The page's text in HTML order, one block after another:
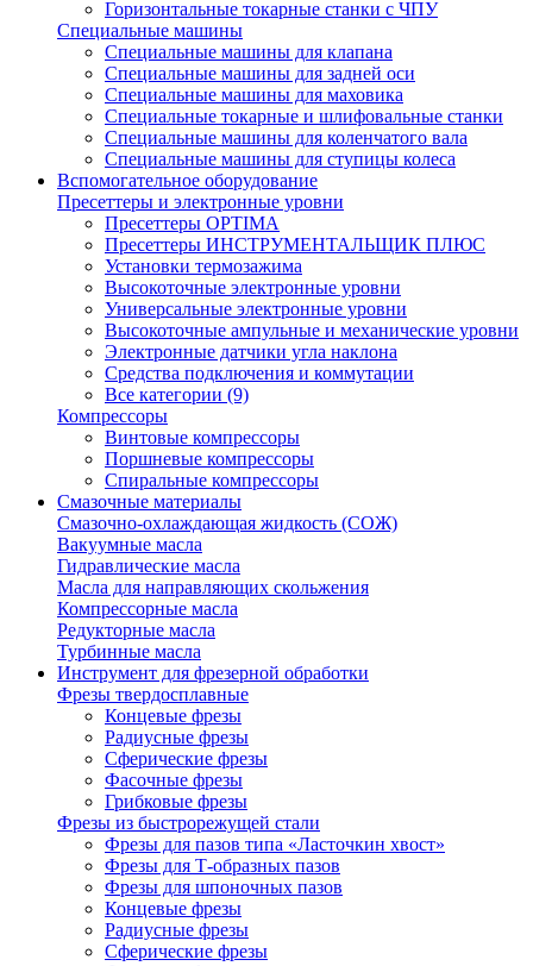
Горизонтальные токарные станки с ЧПУ
Специальные машины
Специальные машины для клапана
Специальные машины для задней оси
Специальные машины для маховика
Специальные токарные и шлифовальные станки
Специальные машины для коленчатого вала
Специальные машины для ступицы колеса
Вспомогательное оборудование
Пресеттеры и электронные уровни
Пресеттеры OPTIMA
Пресеттеры ИНСТРУМЕНТАЛЬЩИК ПЛЮС
Установки термозажима
Высокоточные электронные уровни
Универсальные электронные уровни
Высокоточные ампульные и механические уровни
Электронные датчики угла наклона
Средства подключения и коммутации
Все категории (9)
Компрессоры
Винтовые компрессоры
Поршневые компрессоры
Спиральные компрессоры
Смазочные материалы
Смазочно-охлаждающая жидкость (СОЖ)
Вакуумные масла
Гидравлические масла
Масла для направляющих скольжения
Компрессорные масла
Редукторные масла
Турбинные масла
Инструмент для фрезерной обработки
Фрезы твердосплавные
Концевые фрезы
Радиусные фрезы
Сферические фрезы
Фасочные фрезы
Грибковые фрезы
Фрезы из быстрорежущей стали
Фрезы для пазов типа «Ласточкин хвост»
Фрезы для Т-образных пазов
Фрезы для шпоночных пазов
Концевые фрезы
Радиусные фрезы
Сферические фрезы